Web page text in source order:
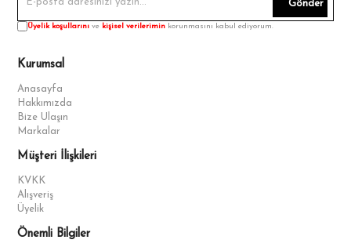
Bebek Losyonları Kullanırken Dikkat Edilmesi
Gerekenler
Ürünler temiz ve kuru cilde nazikçe uygulanmalı, aşırı kullanımdan
uygun yapılmalıdır.
Gönder
Üyelik koşullarını ve kişisel verilerimin korunmasını kabul ediyorum.
Kurumsal
Anasayfa
Hakkımızda
Bize Ulaşın
Markalar
Müşteri İlişkileri
KVKK
Alışveriş
Üyelik
Önemli Bilgiler